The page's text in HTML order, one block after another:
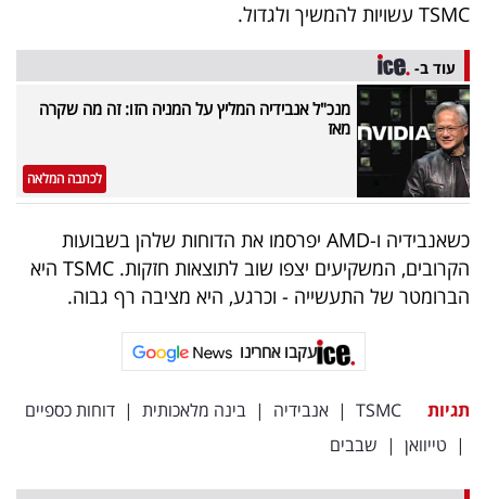
TSMC עשויות להמשיך ולגדול.
עוד ב-
מנכ"ל אנבידיה המליץ על המניה הזו: זה מה שקרה
מאז
לכתבה המלאה
כשאנבידיה ו-AMD יפרסמו את הדוחות שלהן בשבועות
הקרובים, המשקיעים יצפו שוב לתוצאות חזקות. TSMC היא
הברומטר של התעשייה - וכרגע, היא מציבה רף גבוה.
עקבו אחרינו
תגיות TSMC
| אנבידיה | בינה מלאכותית | דוחות כספיים
| טייוואן | שבבים